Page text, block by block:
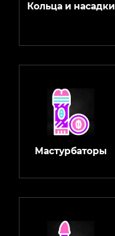
Кольца и насадки
Мастурбаторы